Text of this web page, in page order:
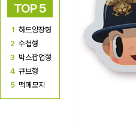
TOP 5
1 하드양장형
2 수첩형
3 박스팝업형
4 큐브형
5 떡메모지